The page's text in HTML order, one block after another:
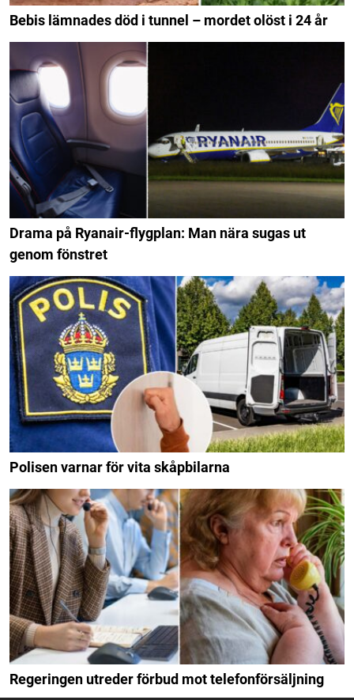
Bebis lämnades död i tunnel – mordet olöst i 24 år
Drama på Ryanair-flygplan: Man nära sugas ut
genom fönstret
Polisen varnar för vita skåpbilarna
Regeringen utreder förbud mot telefonförsäljning